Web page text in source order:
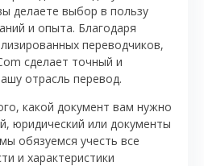
делаете выбор в пользу
и опыта. Благодаря
переводчиков,
сделает точный и
отрасль перевод.
какой документ вам нужно
юридический или документы
обязуемся учесть все
и характеристики